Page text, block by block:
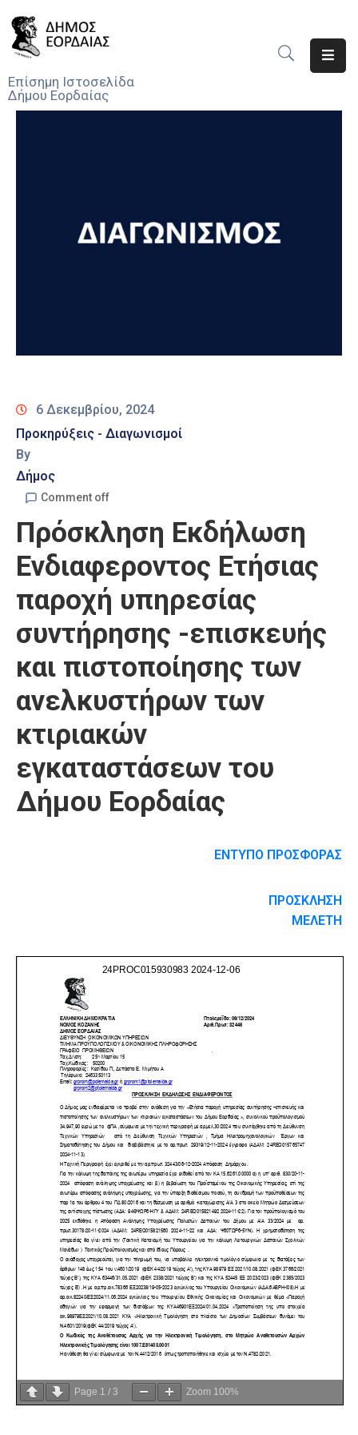
Επίσημη Ιστοσελίδα
Δήμου Εορδαίας
Ο
6 Δεκεμβρίου, 2024
Προκηρύξεις - Διαγωνισμοί
By
Δήμος
Comment off
Πρόσκληση Εκδήλωση
Ενδιαφεροντος Ετήσιας
παροχή υπηρεσίας
συντήρησης -επισκευής
και πιστοποίησης των
ανελκυστήρων των
κτιριακών
εγκαταστάσεων του
Δήμου Εορδαίας
ΕΝΤΥΠΟ ΠΡΟΣΦΟΡΑΣ
ΠΡΟΣΚΛΗΣΗ
ΜΕΛΕΤΗ
Page 1 / 3 Zoom 100%